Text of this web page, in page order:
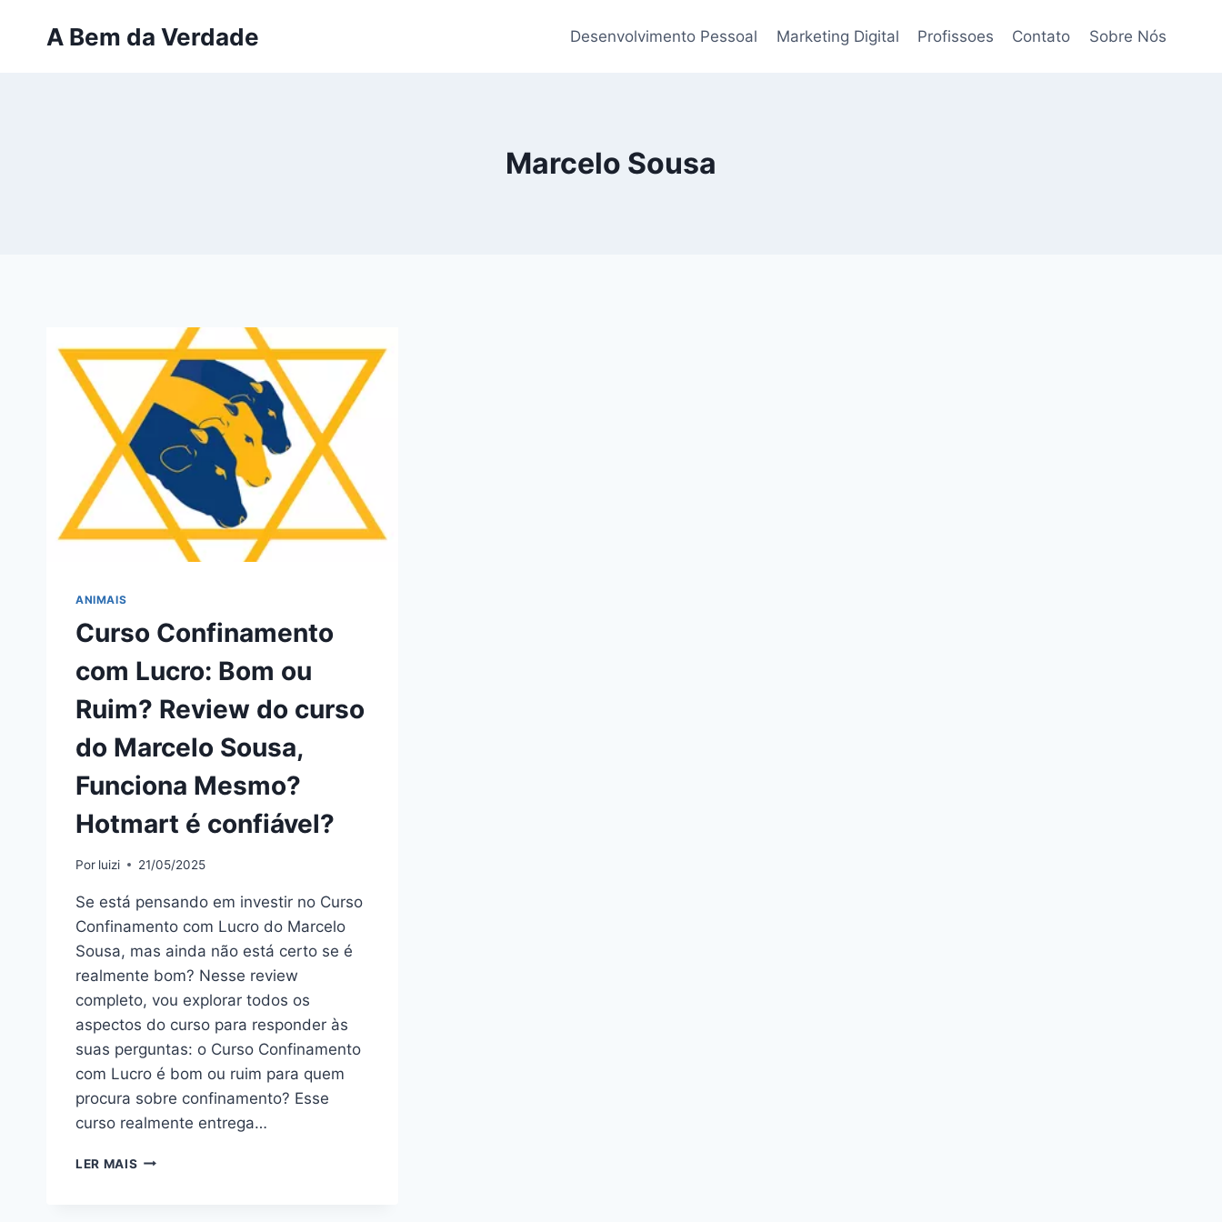
A Bem da Verdade Desenvolvimento Pessoal Marketing Digital Profissoes Contato Sobre Nós
Marcelo Sousa
ANIMAIS
Curso Confinamento
com Lucro: Bom ou
Ruim? Review do curso
do Marcelo Sousa,
Funciona Mesmo?
Hotmart é confiável?
Por luizi 21/05/2025
Se está pensando em investir no Curso
Confinamento com Lucro do Marcelo
Sousa, mas ainda não está certo se é
realmente bom? Nesse review
completo, vou explorar todos os
aspectos do curso para responder às
suas perguntas: o Curso Confinamento
com Lucro é bom ou ruim para quem
procura sobre confinamento? Esse
curso realmente entrega…
LER MAIS CURSO